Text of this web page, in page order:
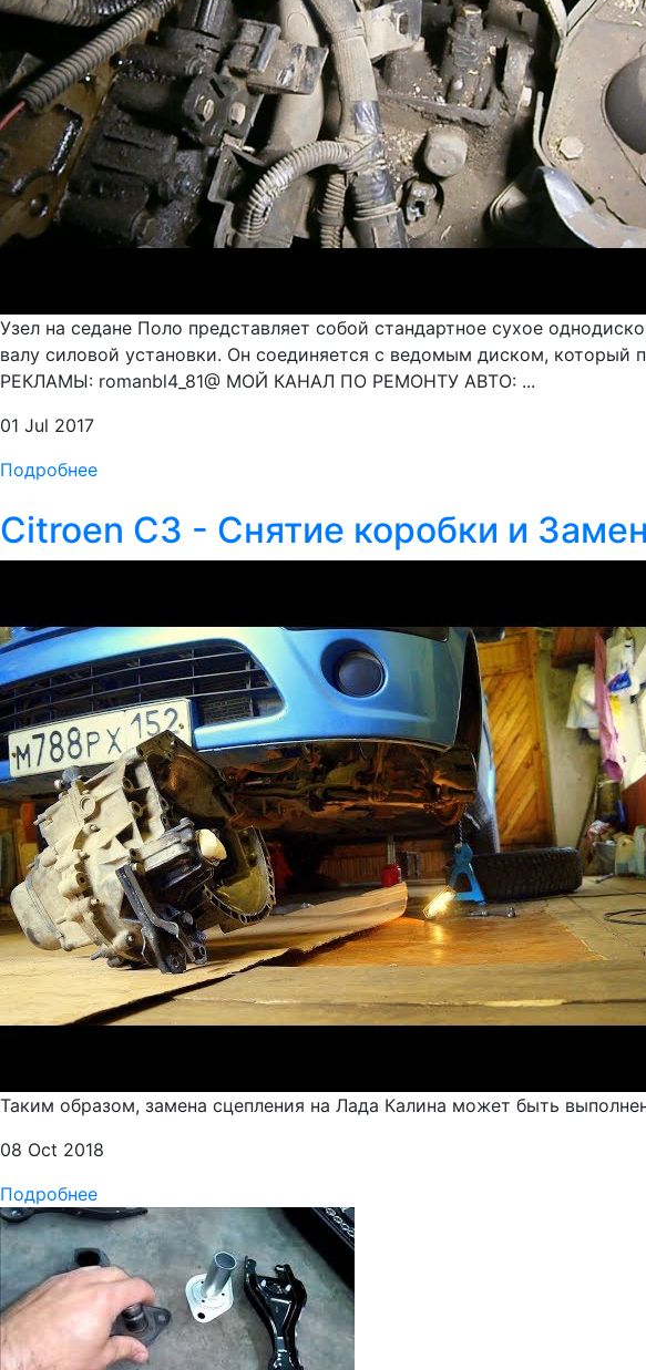
Узел на седане Поло представляет собой стандартное сухое
валу силовой установки. Он соединяется с ведомым диском,
РЕКЛАМЫ: romanbl4_81@ МОЙ КАНАЛ ПО РЕМОНТУ АВТО: ...
01 Jul 2017
Подробнее
Citroen C3 - Снятие коробки и
Таким образом, замена сцепления на Лада Калина может быть
08 Oct 2018
Подробнее